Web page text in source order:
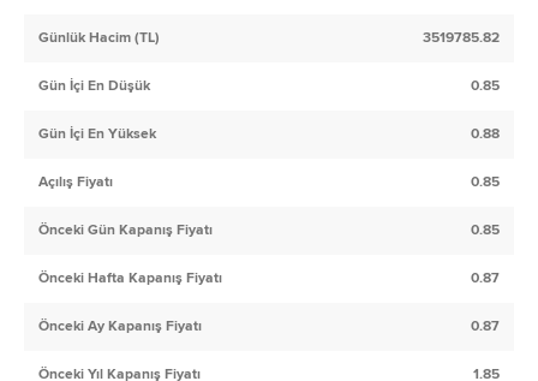
Günlük Hacim (TL) 3519785.82
Gün İçi En Düşük 0.85
Gün İçi En Yüksek 0.88
Açılış Fiyatı 0.85
Önceki Gün Kapanış Fiyatı 0.85
Önceki Hafta Kapanış Fiyatı 0.87
Önceki Ay Kapanış Fiyatı 0.87
Önceki Yıl Kapanış Fiyatı 1.85